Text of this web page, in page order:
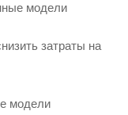
модели
затраты на
модели